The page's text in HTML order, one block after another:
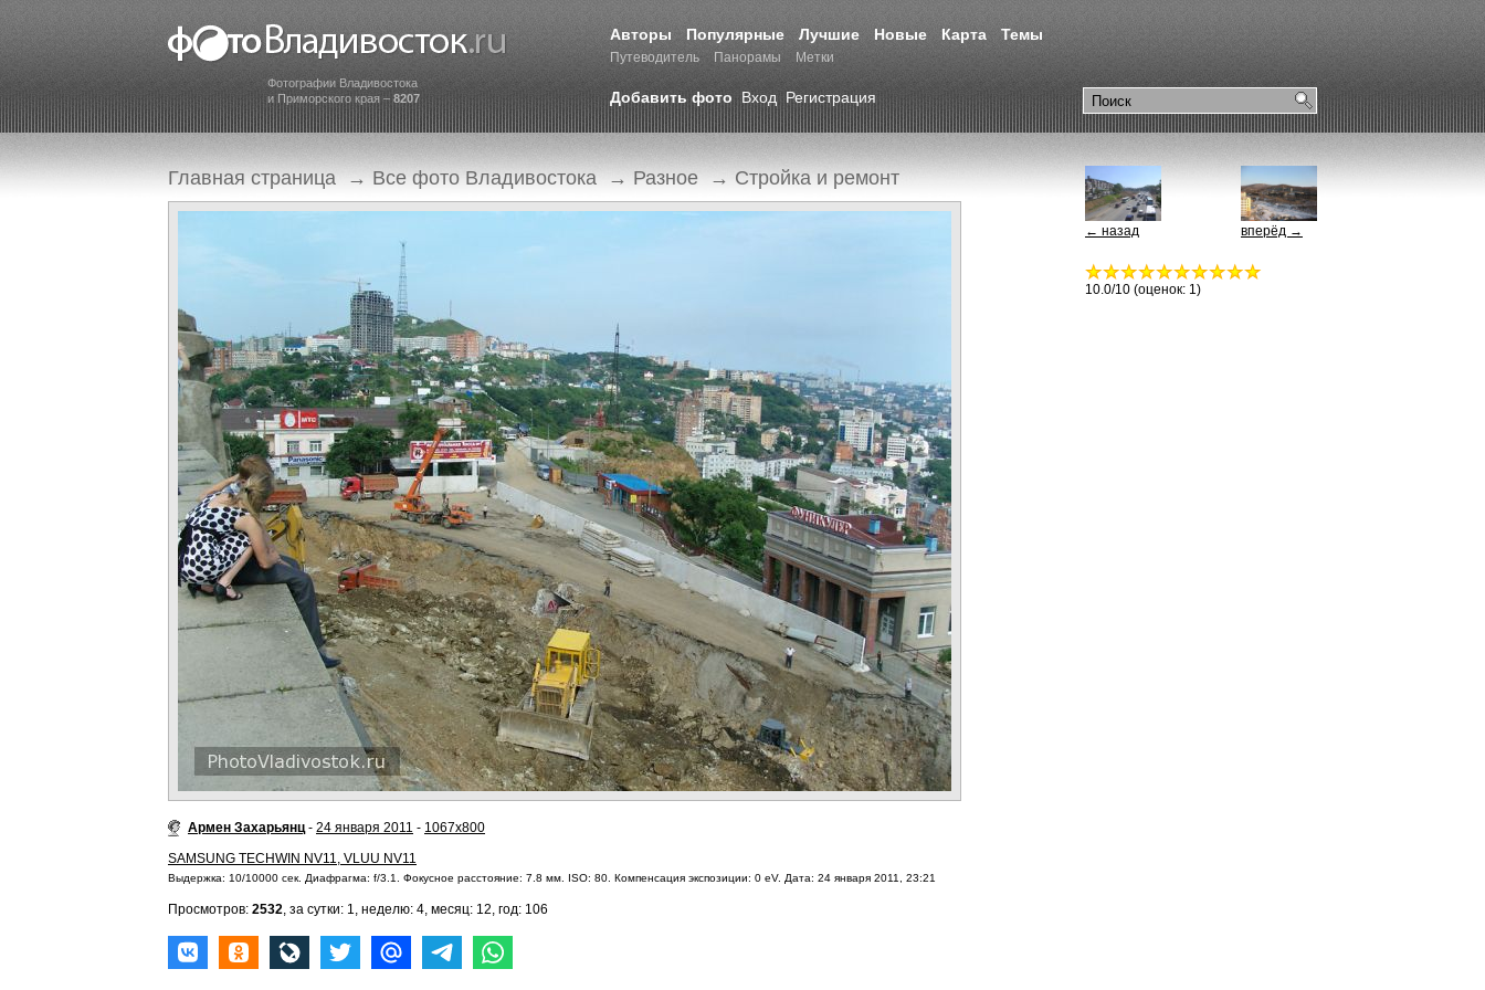
Фотографии Владивостока
и Приморского края – 8207
Авторы Популярные Лучшие Новые Карта Темы
Путеводитель Панорамы Метки
Добавить фото Вход Регистрация
Главная страница → Все фото Владивостока → Разное → Стройка и ремонт
Армен Захарьянц- 24 января 2011 - 1067x800
SAMSUNG TECHWIN NV11, VLUU NV11
Выдержка: 10/10000 сек. Диафрагма: f/3.1. Фокусное расстояние: 7.8 мм. ISO: 80. Компенсация экспозиции: 0 eV. Дата: 24 января 2011, 23:21
Просмотров: 2532, за сутки: 1, неделю: 4, месяц: 12, год: 106
вперёд →
← назад
10.0/10 (оценок: 1)